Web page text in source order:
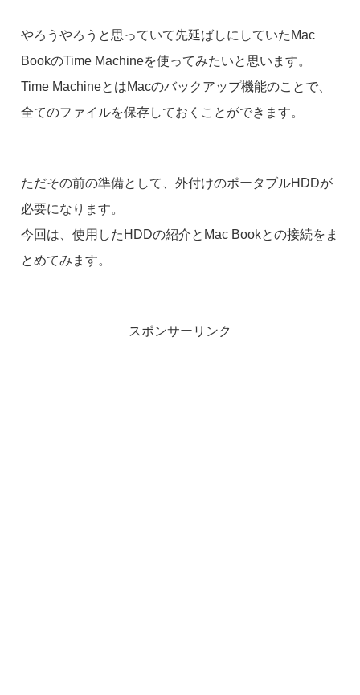
やろうやろうと思っていて先延ばしにしていたMac
BookのTime Machineを使ってみたいと思います。
Time MachineとはMacのバックアップ機能のことで、
全てのファイルを保存しておくことができます。
ただその前の準備として、外付けのポータブルHDDが
必要になります。
今回は、使用したHDDの紹介とMac Bookとの接続をま
とめてみます。
スポンサーリンク